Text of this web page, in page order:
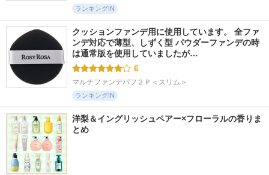
ランキングIN
クッションファンデ用に使用しています。 全ファ
ンデ対応で薄型、しずく型 パウダーファンデの時
は通常版を使用していましたが…
6
マルチファンデパフ２Ｐ＜スリム＞
ランキングIN
洋梨＆イングリッシュペアー×フローラルの香りま
とめ